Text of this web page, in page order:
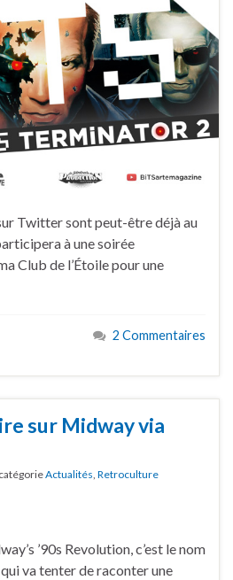
Twitter sont peut-être déjà au
à une soirée
Club de l’Étoile pour une
2 Commentaires
sur Midway via
Actualités Retroculture
’90s Revolution, c’est le nom
va tenter de raconter une